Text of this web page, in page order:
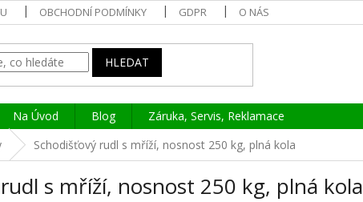
OBCHODNÍ PODMÍNKY GDPR O NÁS
HLEDAT
Na Úvod Blog
Záruka, Servis, Reklamace
Schodišťový rudl s mříží, nosnost 250 kg, plná kola
s mříží, nosnost 250 kg, plná kola